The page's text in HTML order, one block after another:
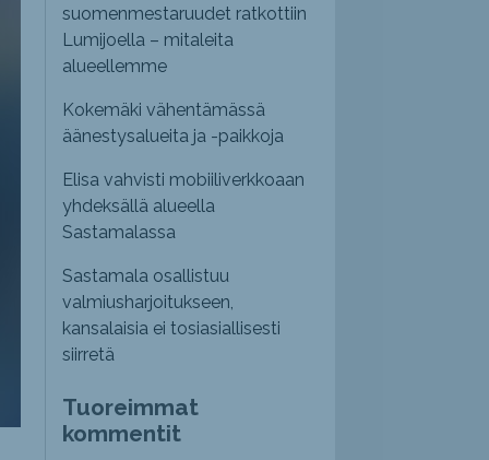
suomenmestaruudet ratkottiin
Lumijoella – mitaleita
alueellemme
Kokemäki vähentämässä
äänestysalueita ja -paikkoja
Elisa vahvisti mobiiliverkkoaan
yhdeksällä alueella
Sastamalassa
Sastamala osallistuu
valmiusharjoitukseen,
kansalaisia ei tosiasiallisesti
siirretä
Tuoreimmat
kommentit